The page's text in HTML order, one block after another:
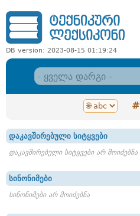
DB version: 2023-08-15 01:19:24
#
დაკავშირებული სიტყვები
დაკავშირებული სიტყვები არ მოიძებნა
სინონიმები
სინონიმები არ მოიძებნა